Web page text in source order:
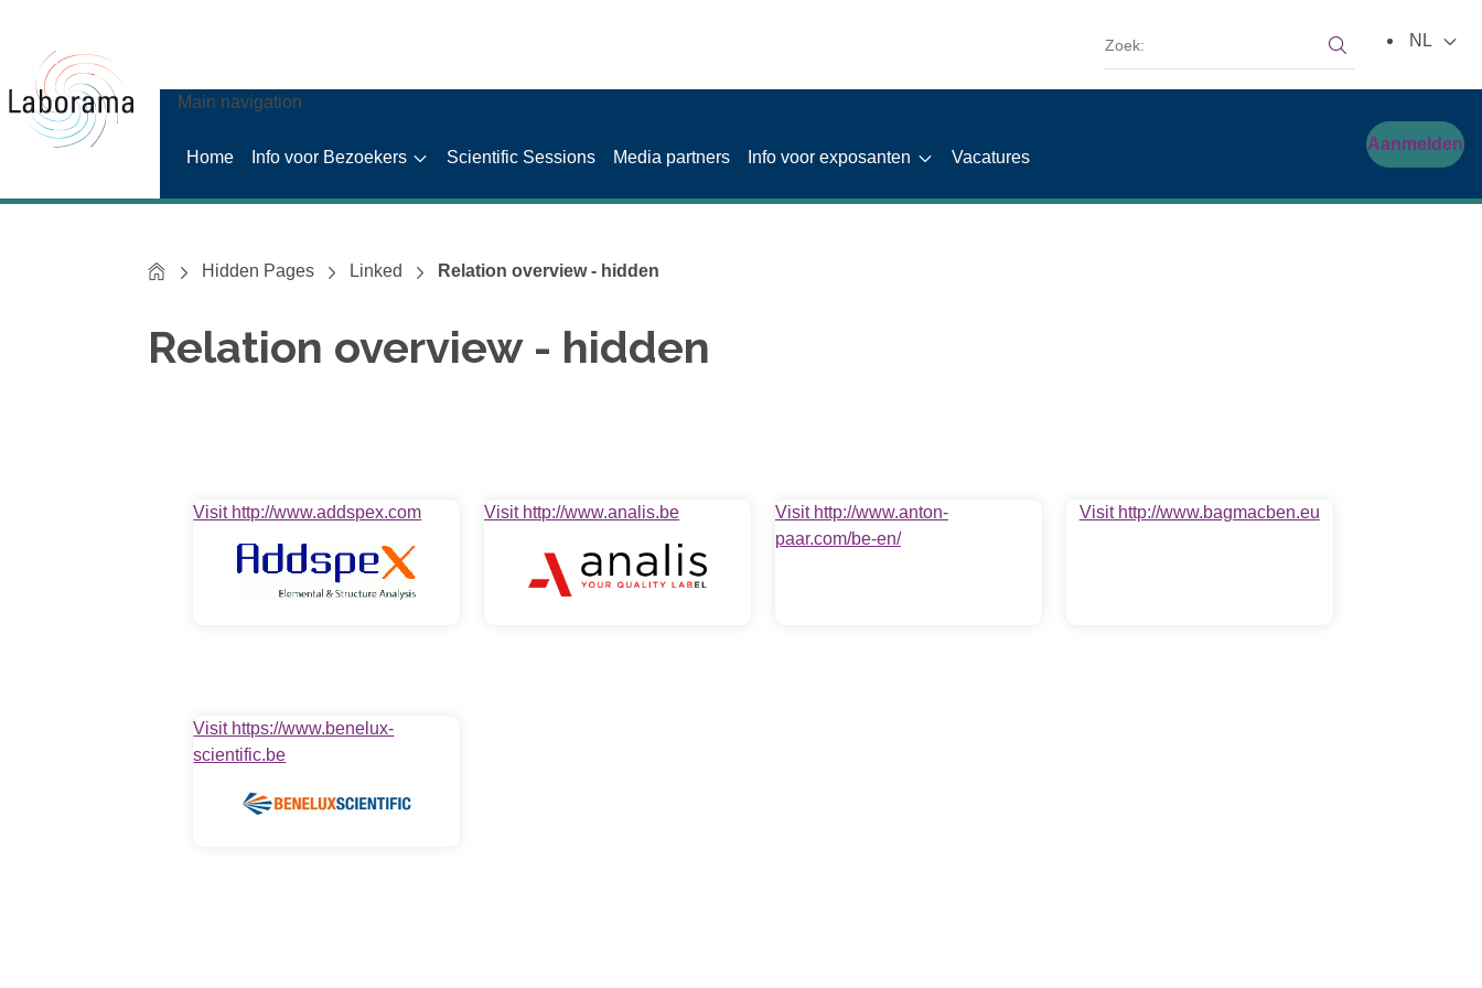
Main navigation
Home Info voor Bezoekers Scientific Sessions Media partners Info voor exposanten Vacatures
Aanmelden
Zoek:
NL
HomeHidden Pages Linked Relation overview - hidden
Relation overview - hidden
Visit http://www.addspex.com Visit http://www.analis.be
Visit http://www.anton-
paar.com/be-en/
Visit http://www.bagmacben.eu
Visit https://www.benelux-
scientific.be